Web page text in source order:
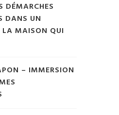
DÉMARCHES
DANS UN
MAISON QUI
– IMMERSION